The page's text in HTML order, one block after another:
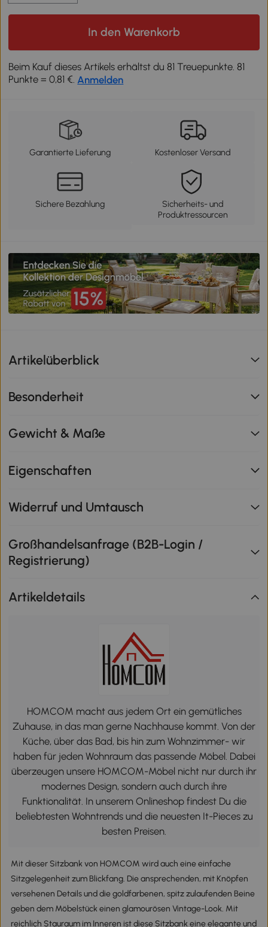
In den Warenkorb
Beim Kauf dieses Artikels erhältst du 81 Treuepunkte. 81
Punkte = 0,81 €. Anmelden
Garantierte Lieferung Kostenloser Versand
Sichere Bezahlung
Sicherheits- und
Produktressourcen
Artikelüberblick
Besonderheit
Gewicht & Maße
Eigenschaften
Widerruf und Umtausch
Großhandelsanfrage (B2B-Login /
Registrierung)
Artikeldetails
HOMCOM macht aus jedem Ort ein gemütliches
Zuhause, in das man gerne Nachhause kommt. Von der
Küche, über das Bad, bis hin zum Wohnzimmer- wir
haben für jeden Wohnraum das passende Möbel. Dabei
überzeugen unsere HOMCOM-Möbel nicht nur durch ihr
modernes Design, sondern auch durch ihre
Funktionalität. In unserem Onlineshop findest Du die
beliebtesten Wohntrends und die neuesten It-Pieces zu
besten Preisen.
Mit dieser Sitzbank von HOMCOM wird auch eine einfache
Sitzgelegenheit zum Blickfang. Die ansprechenden, mit Knöpfen
versehenen Details und die goldfarbenen, spitz zulaufenden Beine
geben dem Möbelstück einen glamourösen Vintage-Look. Mit
reichlich Stauraum im Inneren ist diese Sitzbank eine elegante und